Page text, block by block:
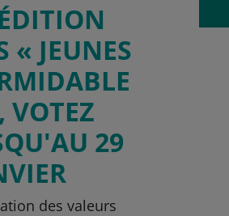
« JEUNES
VOTEZ
29
des valeurs